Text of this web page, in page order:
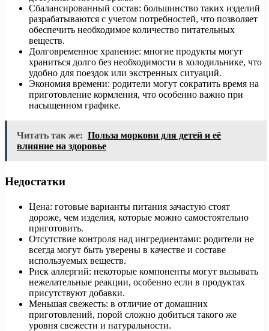
Сбалансированный состав: большинство таких изделий
разрабатываются с учетом потребностей, что позволяет
обеспечить необходимое количество питательных
веществ.
Долговременное хранение: многие продукты могут
храниться долго без необходимости в холодильнике, что
удобно для поездок или экстренных ситуаций.
Экономия времени: родители могут сократить время на
приготовление кормления, что особенно важно при
насыщенном графике.
Читать так же: Польза моркови для детей и её
влияние на здоровье
Недостатки
Цена: готовые варианты питания зачастую стоят
дороже, чем изделия, которые можно самостоятельно
приготовить.
Отсутствие контроля над ингредиентами: родители не
всегда могут быть уверены в качестве и составе
используемых веществ.
Риск аллергий: некоторые компоненты могут вызывать
нежелательные реакции, особенно если в продуктах
присутствуют добавки.
Меньшая свежесть: в отличие от домашних
приготовлений, порой сложно добиться такого же
уровня свежести и натуральности.